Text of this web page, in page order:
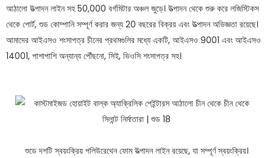
আঠালো উত্পাদন লাইন সহ 50,000 বর্গমিটার অঞ্চল জুড়ে। উত্পাদন থেকে শুরু করে লজিস্টিকস
থেকে পোর্ট, শুড কোম্পানি সম্পূর্ণ করার জন্য 20 বছরের বিক্রয় এবং উত্পাদন অভিজ্ঞতা রয়েছে।
আমাদের আইএসও শংসাপত্র চীনের প্রথমগুলির মধ্যে একটি, আইএসও 9001 এবং আইএসও
14001, পাশাপাশি অন্যান্য পৌঁছনো, সিই, ভিওসি শংসাপত্র সহ।
শুডে দশটি স্বয়ংক্রিয় পলিউরেথেন ফোম উত্পাদন লাইন রয়েছে, যা সম্পূর্ণ স্বয়ংক্রিয়।